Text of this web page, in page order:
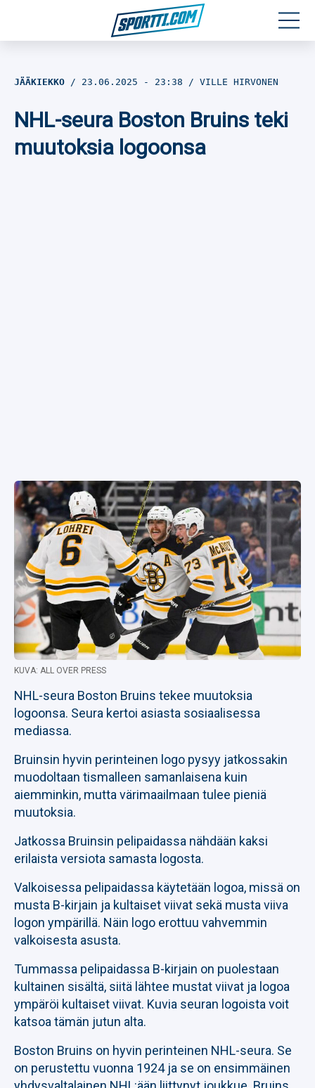
Jalkapallo
JÄÄKIEKKO 23.06.2025 - 23:38 VILLE HIRVONEN
NHL-seura Boston Bruins teki
muutoksia logoonsa
KUVA: ALL OVER PRESS
NHL-seura Boston Bruins tekee muutoksia
logoonsa. Seura kertoi asiasta sosiaalisessa
mediassa.
Bruinsin hyvin perinteinen logo pysyy jatkossakin
muodoltaan tismalleen samanlaisena kuin
aiemminkin, mutta värimaailmaan tulee pieniä
muutoksia.
Jatkossa Bruinsin pelipaidassa nähdään kaksi
erilaista versiota samasta logosta.
Valkoisessa pelipaidassa käytetään logoa, missä on
musta B-kirjain ja kultaiset viivat sekä musta viiva
logon ympärillä. Näin logo erottuu vahvemmin
valkoisesta asusta.
Tummassa pelipaidassa B-kirjain on puolestaan
kultainen sisältä, siitä lähtee mustat viivat ja logoa
ympäröi kultaiset viivat. Kuvia seuran logoista voit
katsoa tämän jutun alta.
Boston Bruins on hyvin perinteinen NHL-seura. Se
on perustettu vuonna 1924 ja se on ensimmäinen